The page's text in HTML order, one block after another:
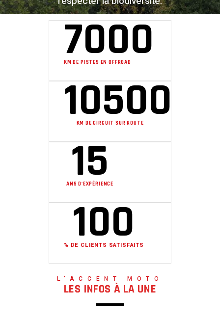
KM DE PISTES EN OFFROAD
7000
KM DE CIRCUIT SUR ROUTE
10500
ANS D'EXPÉRIENCE
15
% DE CLIENTS SATISFAITS
100
L'ACCENT MOTO
LES INFOS À LA UNE